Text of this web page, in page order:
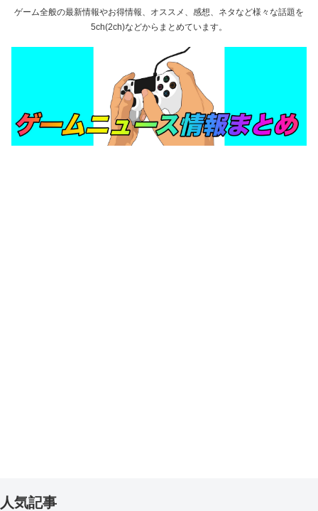
ゲーム全般の最新情報やお得情報、オススメ、感想、ネタなど様々な話題を
5ch(2ch)などからまとめています。
人気記事